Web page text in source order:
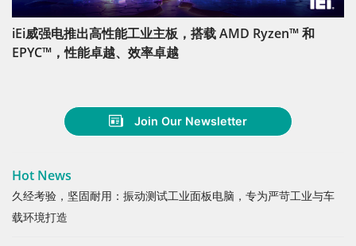
iEi威强电推出高性能工业主板，搭载 AMD Ryzen™ 和
EPYC™，性能卓越、效率卓越
Join Our Newsletter
Hot News
久经考验，坚固耐用：振动测试工业面板电脑，专为严苛工业与车
载环境打造